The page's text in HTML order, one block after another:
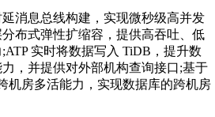
消息总线构建，实现微秒级高并发
布式弹性扩缩容，提供高吞吐、低
实时将数据写入 TiDB，提升数
，并提供对外部机构查询接口;基于
机房多活能力，实现数据库的跨机房